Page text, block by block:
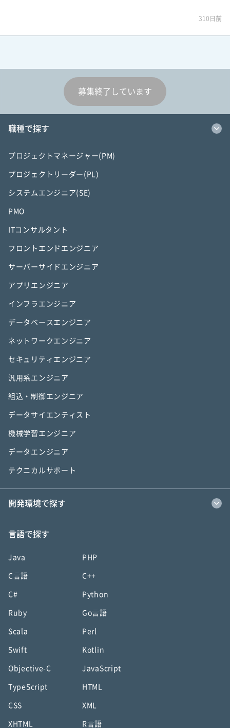
310日前
募集終了しています
職種で探す
プロジェクトマネージャー(PM)
プロジェクトリーダー(PL)
システムエンジニア(SE)
PMO
ITコンサルタント
フロントエンドエンジニア
サーバーサイドエンジニア
アプリエンジニア
インフラエンジニア
データベースエンジニア
ネットワークエンジニア
セキュリティエンジニア
汎用系エンジニア
組込・制御エンジニア
データサイエンティスト
機械学習エンジニア
データエンジニア
テクニカルサポート
開発環境で探す
言語で探す
Java PHP
C言語 C++
C# Python
Ruby Go言語
Scala Perl
Swift Kotlin
Objective-C JavaScript
TypeScript HTML
CSS XML
XHTML R言語